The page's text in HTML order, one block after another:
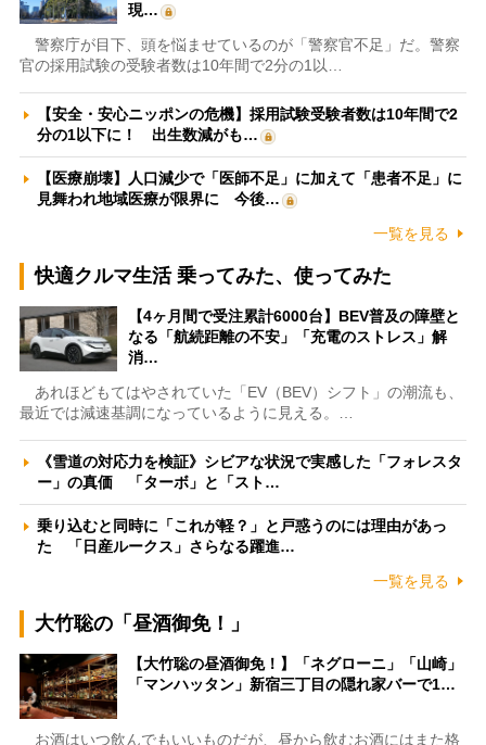
現…
警察庁が目下、頭を悩ませているのが「警察官不足」だ。警察
官の採用試験の受験者数は10年間で2分の1以…
【安全・安心ニッポンの危機】採用試験受験者数は10年間で2
分の1以下に！ 出生数減がも…
【医療崩壊】人口減少で「医師不足」に加えて「患者不足」に
見舞われ地域医療が限界に 今後…
一覧を見る
快適クルマ生活 乗ってみた、使ってみた
【4ヶ月間で受注累計6000台】BEV普及の障壁と
なる「航続距離の不安」「充電のストレス」解
消…
あれほどもてはやされていた「EV（BEV）シフト」の潮流も、
最近では減速基調になっているように見える。…
《雪道の対応力を検証》シビアな状況で実感した「フォレスタ
ー」の真価 「ターボ」と「スト…
乗り込むと同時に「これが軽？」と戸惑うのには理由があっ
た 「日産ルークス」さらなる躍進…
一覧を見る
大竹聡の「昼酒御免！」
【大竹聡の昼酒御免！】「ネグローニ」「山崎」
「マンハッタン」新宿三丁目の隠れ家バーで1…
お酒はいつ飲んでもいいものだが、昼から飲むお酒にはまた格